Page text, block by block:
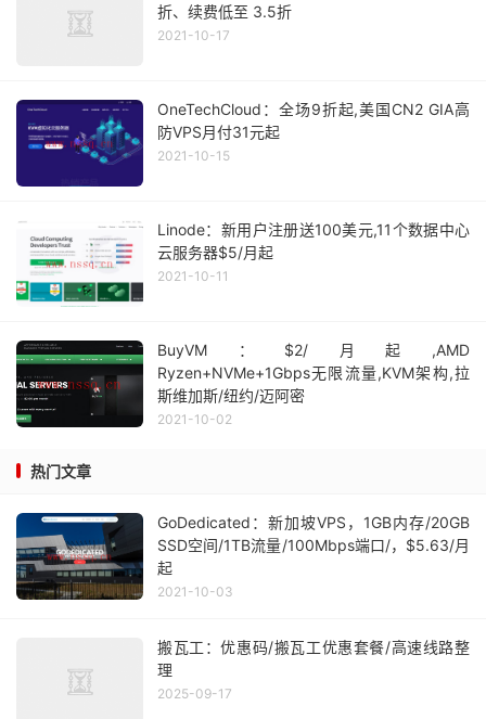
折、续费低至 3.5折
2021-10-17
OneTechCloud：全场9折起,美国CN2 GIA高
防VPS月付31元起
2021-10-15
Linode：新用户注册送100美元,11个数据中心
云服务器$5/月起
2021-10-11
BuyVM：$2/月起,AMD
Ryzen+NVMe+1Gbps无限流量,KVM架构,拉
斯维加斯/纽约/迈阿密
2021-10-02
热门文章
GoDedicated：新加坡VPS，1GB内存/20GB
SSD空间/1TB流量/100Mbps端口/，$5.63/月
起
2021-10-03
搬瓦工：优惠码/搬瓦工优惠套餐/高速线路整
理
2025-09-17